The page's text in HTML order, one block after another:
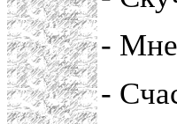
- Мне
-